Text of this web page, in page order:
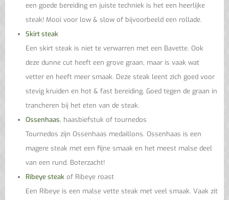
een goede bereiding en juiste techniek is het een heerlijke
steak! Mooi voor low & slow of bijvoorbeeld een rollade.
Skirt steak
Een skirt steak is niet te verwarren met een Bavette. Ook
deze dunne cut heeft een grove graan, maar is vaak wat
vetter en heeft meer smaak. Deze steak leent zich goed voor
stevig kruiden en hot & fast bereiding. Goed tegen de graan in
trancheren bij het eten van de steak.
Ossenhaas, haasbiefstuk of tournedos
Tournedos zijn Ossenhaas medaillons. Ossenhaas is een
magere steak met een fijne smaak en het meest malse deel
van een rund. Boterzacht!
Ribeye steak of Ribeye roast
Een Ribeye is een malse vette steak met veel smaak. Vaak zit